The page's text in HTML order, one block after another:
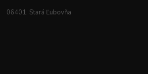
06401, Stará Ľubovňa